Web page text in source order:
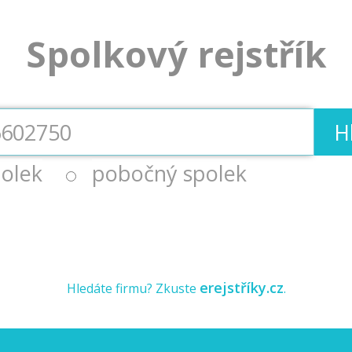
Spolkový rejstřík
pobočný spolek
Hledáte firmu? Zkuste erejstříky.cz.